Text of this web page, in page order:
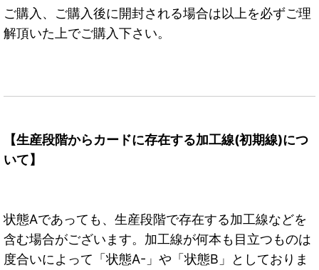
ご購入、ご購入後に開封される場合は以上を必ずご理
解頂いた上でご購入下さい。
【生産段階からカードに存在する加工線(初期線)につ
いて】
状態Aであっても、生産段階で存在する加工線などを
含む場合がございます。加工線が何本も目立つものは
度合いによって「状態A-」や「状態B」としておりま